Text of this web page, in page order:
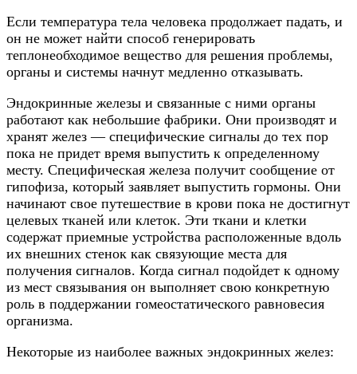
Если температура тела человека продолжает падать, и
он не может найти способ генерировать
теплонеобходимое вещество для решения проблемы,
органы и системы начнут медленно отказывать.
Эндокринные железы и связанные с ними органы
работают как небольшие фабрики. Они производят и
хранят желез — специфические сигналы до тех пор
пока не придет время выпустить к определенному
месту. Специфическая железа получит сообщение от
гипофиза, который заявляет выпустить гормоны. Они
начинают свое путешествие в крови пока не достигнут
целевых тканей или клеток. Эти ткани и клетки
содержат приемные устройства расположенные вдоль
их внешних стенок как связующие места для
получения сигналов. Когда сигнал подойдет к одному
из мест связывания он выполняет свою конкретную
роль в поддержании гомеостатического равновесия
организма.
Некоторые из наиболее важных эндокринных желез: